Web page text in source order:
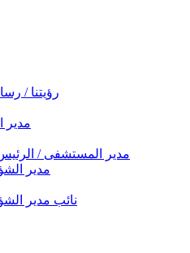
رؤيتنا /
مدير
مدير المستشفى /
مدير
نائب مدير